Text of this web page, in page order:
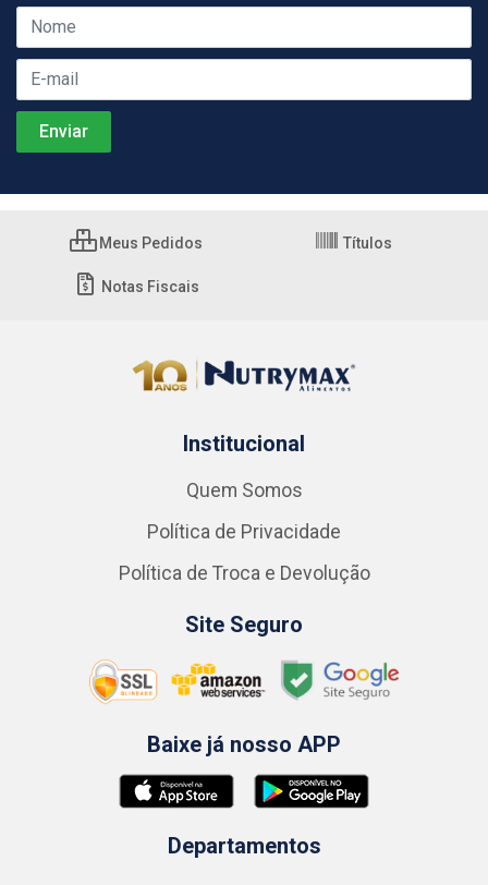
Meus Pedidos Títulos
Notas Fiscais
Institucional
Quem Somos
Política de Privacidade
Política de Troca e Devolução
Site Seguro
Baixe já nosso APP
Departamentos